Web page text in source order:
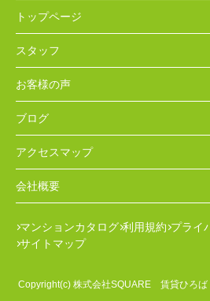
トップページ
スタッフ
お客様の声
ブログ
アクセスマップ
会社概要
マンションカタログ 利用規約 プライ
サイトマップ
Copyright(c) 株式会社SQUARE 賃貸ひろ